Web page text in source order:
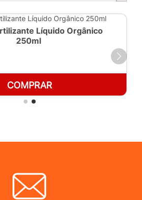
Líquido Orgânico
250ml
COMPRAR